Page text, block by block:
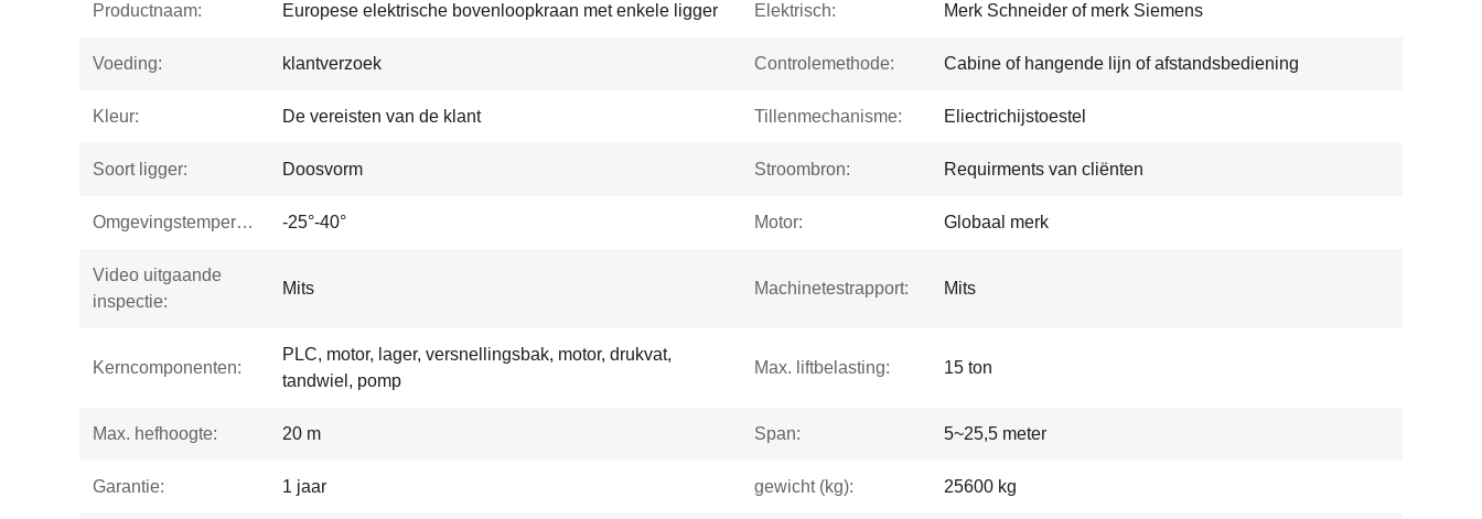
Productnaam: Europese elektrische bovenloopkraan met enkele ligger Elektrisch: Merk Schneider of merk Siemens
Voeding: klantverzoek Controlemethode: Cabine of hangende lijn of afstandsbediening
Kleur: De vereisten van de klant Tillenmechanisme: Eliectrichijstoestel
Soort ligger: Doosvorm Stroombron: Requirments van cliënten
Omgevingstemperatuur: -25°-40° Motor: Globaal merk
Video uitgaande
inspectie:
Mits Machinetestrapport: Mits
Kerncomponenten:
PLC, motor, lager, versnellingsbak, motor, drukvat,
tandwiel, pomp
Max. liftbelasting: 15 ton
Max. hefhoogte: 20 m Span: 5~25,5 meter
Garantie: 1 jaar gewicht (kg): 25600 kg